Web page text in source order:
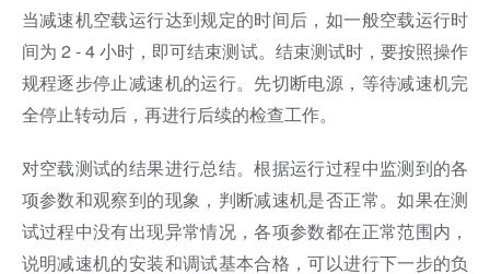
当减速机空载运行达到规定的时间后，如一般空载运行时
间为 2 - 4 小时，即可结束测试。结束测试时，要按照操作
规程逐步停止减速机的运行。先切断电源，等待减速机完
全停止转动后，再进行后续的检查工作。
对空载测试的结果进行总结。根据运行过程中监测到的各
项参数和观察到的现象，判断减速机是否正常。如果在测
试过程中没有出现异常情况，各项参数都在正常范围内，
说明减速机的安装和调试基本合格，可以进行下一步的负